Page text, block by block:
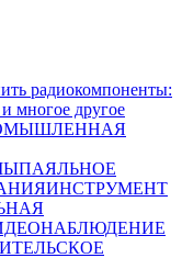
многое другое
ПАЯЛЬНОЕ
ИНСТРУМЕНТ